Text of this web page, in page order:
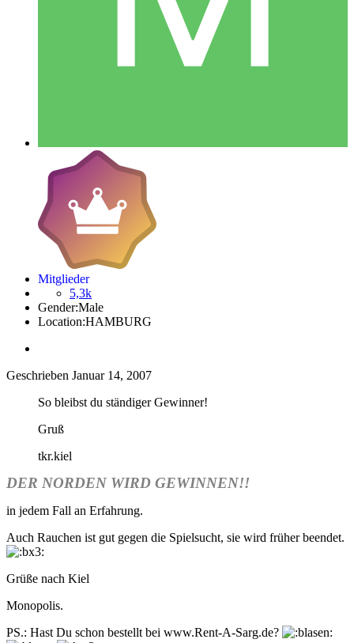
Mitglieder
5,3k
Gender:Male
Location:HAMBURG
Geschrieben Januar 14, 2007
So bleibst du ständiger Gewinner!
Gruß
tkr.kiel
DER NORDEN WIRD GEWINNEN!!
in jedem Fall an Erfahrung.
Auch Rauchen ist gut gegen die Spielsucht, sie wird früher beendet.
Grüße nach Kiel
Monopolis.
PS.: Hast Du schon bestellt bei www.Rent-A-Sarg.de?